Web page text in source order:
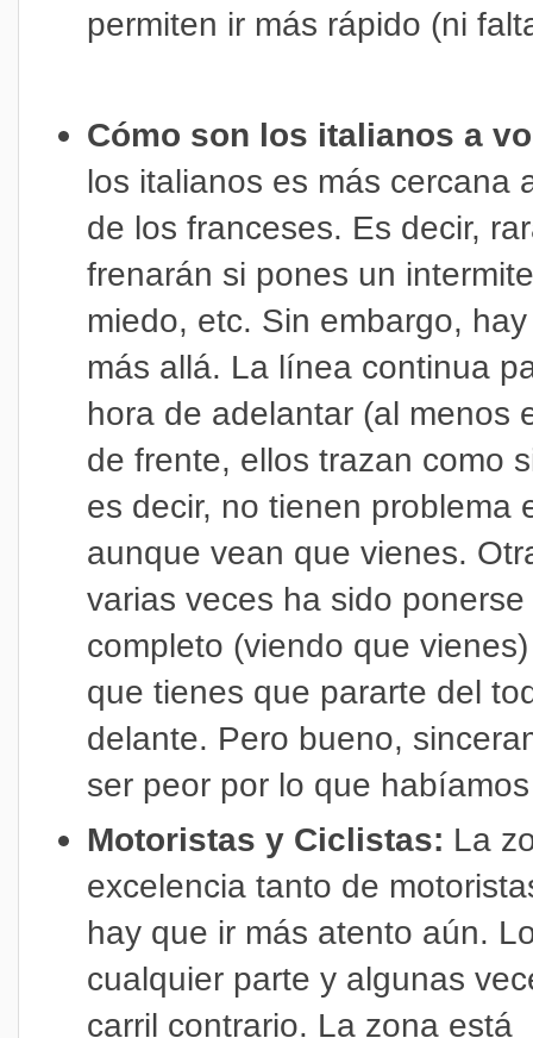
permiten ir más rápido (ni
Cómo son los italianos a
los italianos es más cercana
de los franceses. Es decir,
frenarán si pones un
miedo, etc. Sin embargo,
más allá. La línea continua
hora de adelantar (al menos
de frente, ellos trazan como
es decir, no tienen
aunque vean que vienes.
varias veces ha sido
completo (viendo que
que tienes que pararte del
delante. Pero bueno,
ser peor por lo que
Motoristas y Ciclistas: La
excelencia tanto de
hay que ir más atento aún.
cualquier parte y algunas
carril contrario. La zona